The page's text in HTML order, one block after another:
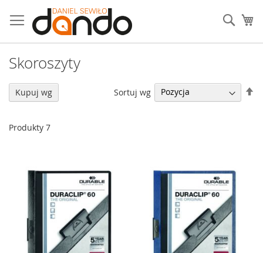
do
treści
Skoroszyty
Produkty 7
Sortuj wg
Kupuj wg